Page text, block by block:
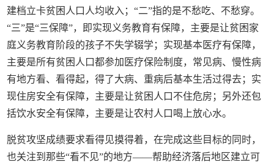
建档立卡贫困人口人均收入；“二”指的是不愁吃、不愁穿。
“三”是“三保障”，即实现义务教育有保障，主要是让贫困家
庭义务教育阶段的孩子不失学辍学；实现基本医疗有保障，
主要是所有贫困人口都参加医疗保险制度，常见病、慢性病
有地方看、看得起，得了大病、重病后基本生活过得去；实
现住房安全有保障，主要是让贫困人口不住危房；另外还包
括饮水安全有保障，主要是让农村人口喝上放心水。
脱贫攻坚成绩要求看得见摸得着，在完成这些目标的同时，
也关注到那些“看不见”的地方——帮助经济落后地区建立可